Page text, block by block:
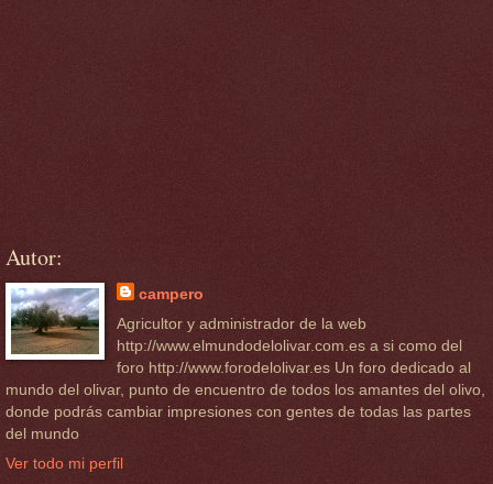
Autor:
campero
Agricultor y administrador de la web
http://www.elmundodelolivar.com.es a si como del
foro http://www.forodelolivar.es Un foro dedicado al
mundo del olivar, punto de encuentro de todos los amantes del olivo,
donde podrás cambiar impresiones con gentes de todas las partes
del mundo
Ver todo mi perfil